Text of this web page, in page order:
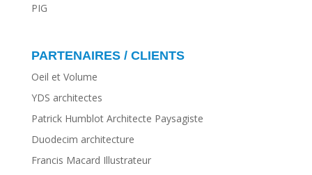
PIG
PARTENAIRES / CLIENTS
Oeil et Volume
YDS architectes
Patrick Humblot Architecte Paysagiste
Duodecim architecture
Francis Macard Illustrateur